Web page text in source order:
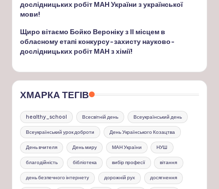
дослідницьких робіт МАН України з української
мови!
Щиро вітаємо Бойко Вероніку з ІІ місцем в
обласному етапі конкурсу-захисту науково-
дослідницьких робіт МАН з хімії!
ХМАРКА ТЕГІВ
healthy_school Всесвітній день Всеукраїнський день
Всеукраїнський урок доброти День Українського Козацтва
День вчителя День миру МАН України НУШ
благодійність бібліотека вибір професії вітання
день безпечного інтернету дорожній рух досягнення